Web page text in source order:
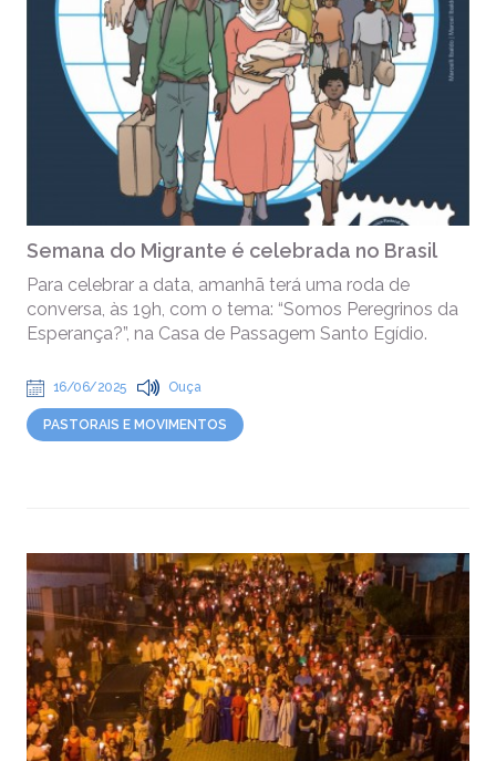
Semana do Migrante é celebrada no Brasil
Para celebrar a data, amanhã terá uma roda de
conversa, às 19h, com o tema: “Somos Peregrinos da
Esperança?”, na Casa de Passagem Santo Egídio.
16/06/2025 Ouça
PASTORAIS E MOVIMENTOS